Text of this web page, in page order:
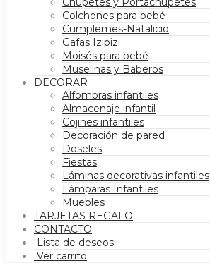
Colchones para bebé
Cumplemes-Natalicio
Gafas Izipizi
Moisés para bebé
Muselinas y Baberos
DECORAR
Alfombras infantiles
Almacenaje infantil
Cojines infantiles
Decoración de pared
Doseles
Fiestas
Láminas decorativas infantiles
Lámparas Infantiles
Muebles
TARJETAS REGALO
CONTACTO
Lista de deseos
Ver carrito